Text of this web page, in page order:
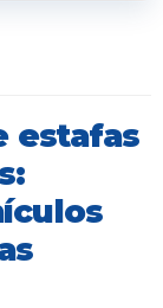
estafas